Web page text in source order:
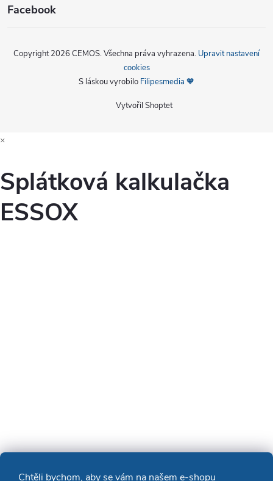
Chtěli bychom, aby se vám na našem e-shopu
Facebook
Vytvořil Shoptet
Copyright 2026 CEMOS. Všechna práva vyhrazena. Upravit nastavení
cookies
S láskou vyrobilo Filipesmedia 🧡
×
Splátková kalkulačka
ESSOX